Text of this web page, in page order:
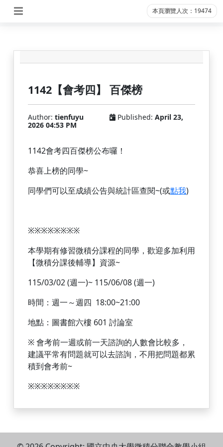
本頁瀏覽人次：19474
1142【會考四】 百傑榜
Author: tienfuyu Published:April 23,
2026 04:53 PM
1142會考四百傑榜公布囉！
恭喜上榜的同學~
同學們可以至成績公告與統計區查閱~(或點我)
※※※※※※※※
本學期有修習微積分課程的同學， 歡迎多加利用
【微積分課後輔導】資源~
115/03/02 (週一)~ 115/06/08 (週一)
時間：週一～週四 18:00~21:00
地點：圖書館六樓 601 討論室
※會考前一週或前一天諮詢的人數會比較多，
建議平常有問題就可以去諮詢，不用把問題都累
積到會考前~
※※※※※※※※